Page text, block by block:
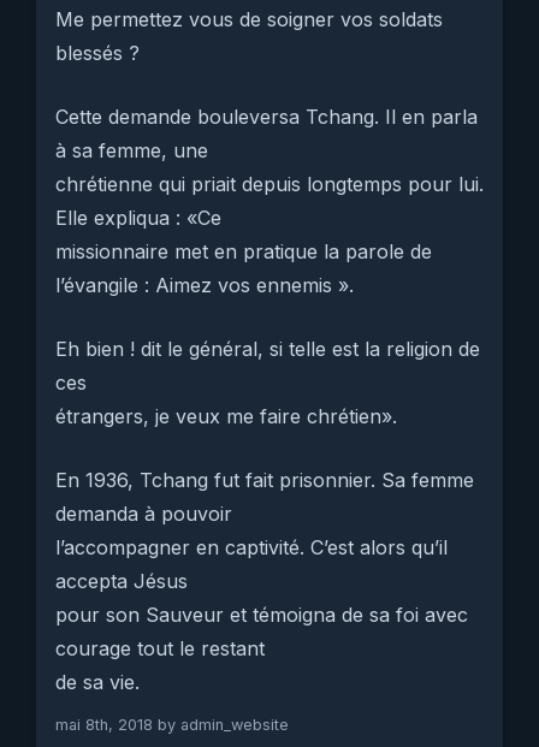
Me permettez vous de soigner vos soldats
blessés ?
Cette demande bouleversa Tchang. Il en parla
à sa femme, une
chrétienne qui priait depuis longtemps pour lui.
Elle expliqua : «Ce
missionnaire met en pratique la parole de
l’évangile : Aimez vos ennemis ».
Eh bien ! dit le général, si telle est la religion de
ces
étrangers, je veux me faire chrétien».
En 1936, Tchang fut fait prisonnier. Sa femme
demanda à pouvoir
l’accompagner en captivité. C’est alors qu’il
accepta Jésus
pour son Sauveur et témoigna de sa foi avec
courage tout le restant
de sa vie.
mai 8th, 2018 by admin_website